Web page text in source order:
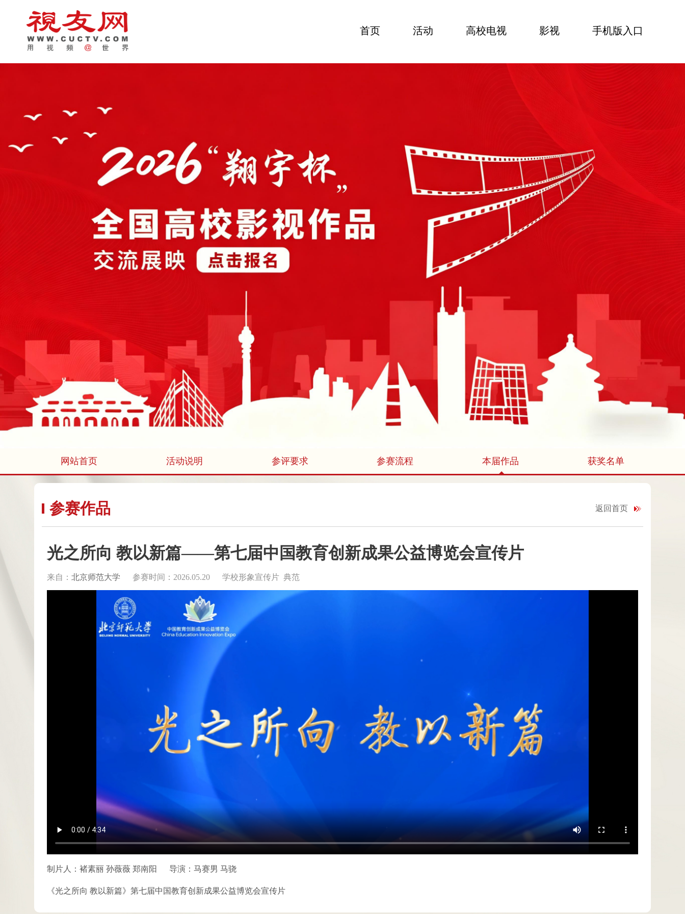
首页 活动 高校电视 影视 手机版入口
网站首页 活动说明 参评要求 参赛流程 本届作品 获奖名单
参赛作品 返回首页
光之所向 教以新篇——第七届中国教育创新成果公益博览会宣传片
来自： 北京师范大学 参赛时间：2026.05.20 学校形象宣传片 典范
制片人：褚素丽 孙薇薇 郑南阳 导演：马赛男 马骁
《光之所向 教以新篇》第七届中国教育创新成果公益博览会宣传片